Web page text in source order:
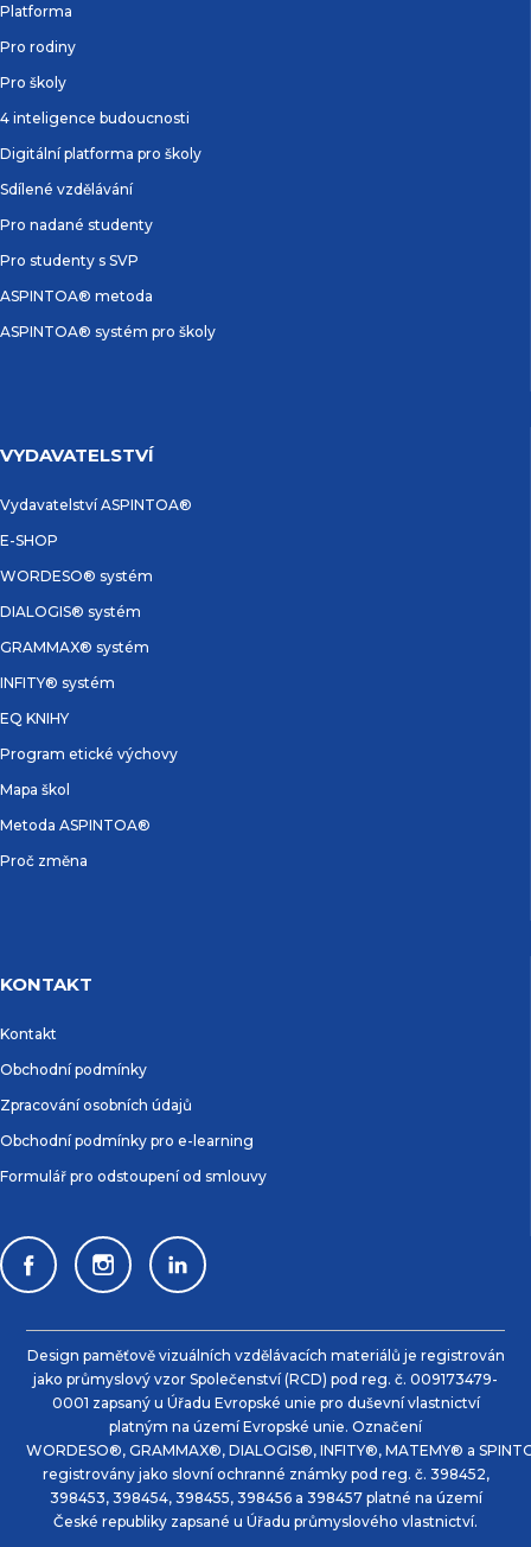
Platforma
Pro rodiny
Pro školy
4 inteligence budoucnosti
Digitální platforma pro školy
Sdílené vzdělávání
Pro nadané studenty
Pro studenty s SVP
ASPINTOA® metoda
ASPINTOA® systém pro školy
VYDAVATELSTVÍ
Vydavatelství ASPINTOA®
E-SHOP
WORDESO® systém
DIALOGIS® systém
GRAMMAX® systém
INFITY® systém
EQ KNIHY
Program etické výchovy
Mapa škol
Metoda ASPINTOA®
Proč změna
KONTAKT
Kontakt
Obchodní podmínky
Zpracování osobních údajů
Obchodní podmínky pro e-learning
Formulář pro odstoupení od smlouvy
Design paměťově vizuálních vzdělávacích materiálů je registrován
jako průmyslový vzor Společenství (RCD) pod reg. č. 009173479-
0001 zapsaný u Úřadu Evropské unie pro duševní vlastnictví
platným na území Evropské unie. Označení
WORDESO®, GRAMMAX®, DIALOGIS®, INFITY®, MATEMY® a
registrovány jako slovní ochranné známky pod reg. č. 398452,
398453, 398454, 398455, 398456 a 398457 platné na území
České republiky zapsané u Úřadu průmyslového vlastnictví.